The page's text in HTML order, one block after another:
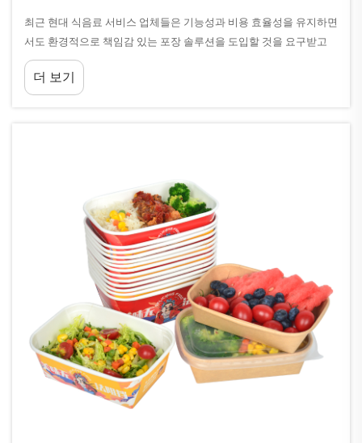
최근 현대 식음료 서비스 업체들은 기능성과 비용 효율성을 유지하면
서도 환경적으로 책임감 있는 포장 솔루션을 도입할 것을 요구받고
있습니다. 시장에 등장한 다양한 지속 가능한 대안 중에서 크라프트
보울이 주목받고 있습니다...
더 보기